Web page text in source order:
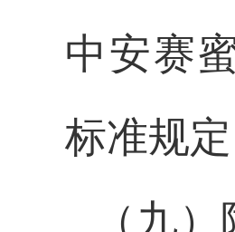
中安赛
标准规
（九